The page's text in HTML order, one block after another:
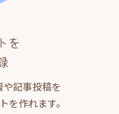
を
記事投稿を
を作れます。